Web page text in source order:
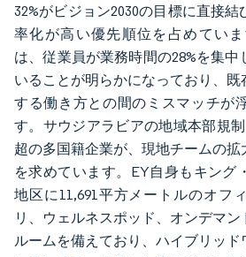
32%がビジョン2030の目標に直接
率化が高い優先順位を占めていま
は、従業員が業務時間の28%を集中
いることが明らかになっており、
する働き方との間のミスマッチが
す。サウジアラビアの地域本部規
超の多国籍企業が、現地チームの
を求めています。EY自身もキング
地区に11,691平方メートルのオフ
リ、ウェルネスポッド、オンデマ
ルームを備えており、ハイブリッ